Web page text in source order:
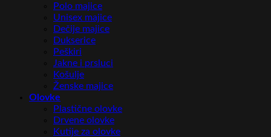
Polo majice
Unisex majice
Dečije majice
Dukserice
Peškiri
Jakne i prsluci
Košulje
Ženske majice
Olovke
Plastične olovke
Drvene olovke
Kutije za olovke